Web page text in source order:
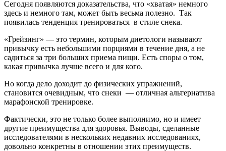
Сегодня появляются доказательства, что «хватая» немного
здесь и немного там, может быть весьма полезно. Так
появилась тенденция тренироваться в стиле снека.
«Грейзинг» — это термин, которым диетологи называют
привычку есть небольшими порциями в течение дня, а не
садиться за три больших приема пищи. Есть споры о том,
какая привычка лучше всего и для кого.
Но когда дело доходит до физических упражнений,
становится очевидным, что снеки — отличная альтернатива
марафонской тренировке.
Фактически, это не только более выполнимо, но и имеет
другие преимущества для здоровья. Выводы, сделанные
исследователями в нескольких недавних исследованиях,
довольно конкретны в отношении этих преимуществ.